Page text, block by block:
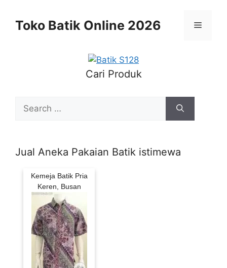
contentToko Batik Online 2026 Menu
Cari Produk
for:
Jual Aneka Pakaian Batik istimewa
Kemeja Batik Pria
Keren, Busan